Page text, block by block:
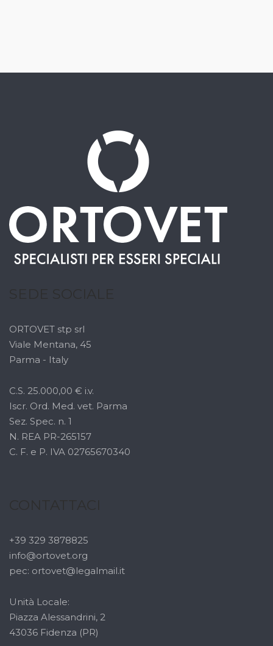
ORTOVET stp srl
Viale Mentana, 45
Parma - Italy
C.S. 25.000,00 € i.v.
Iscr. Ord. Med. vet. Parma
Sez. Spec. n. 1
N. REA PR-265157
C. F. e P. IVA 02765670340
+39 329 3878825
info@ortovet.org
pec: ortovet@legalmail.it
Unità Locale:
Piazza Alessandrini, 2
43036 Fidenza (PR)